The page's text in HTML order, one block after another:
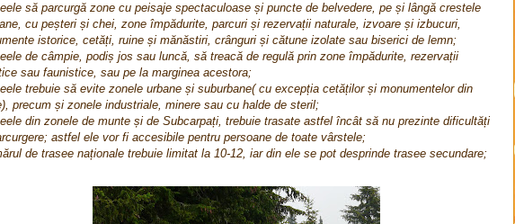
să parcurgă zone cu peisaje spectaculoase și puncte de belvedere, pe și lângă crestele
cu peșteri și chei, zone împădurite, parcuri și rezervații naturale, izvoare și izbucuri,
istorice, cetăți, ruine și mănăstiri, crânguri și cătune izolate sau biserici de lemn;
de câmpie, podiș jos sau luncă, să treacă de regulă prin zone împădurite, rezervații
sau faunistice, sau pe la marginea acestora;
trebuie să evite zonele urbane și suburbane( cu excepția cetăților și monumentelor din
precum și zonele industriale, minere sau cu halde de steril;
din zonele de munte și de Subcarpați, trebuie trasate astfel încât să nu prezinte dificultăți
astfel ele vor fi accesibile pentru persoane de toate vârstele;
de trasee naționale trebuie limitat la 10-12, iar din ele se pot desprinde trasee secundare;